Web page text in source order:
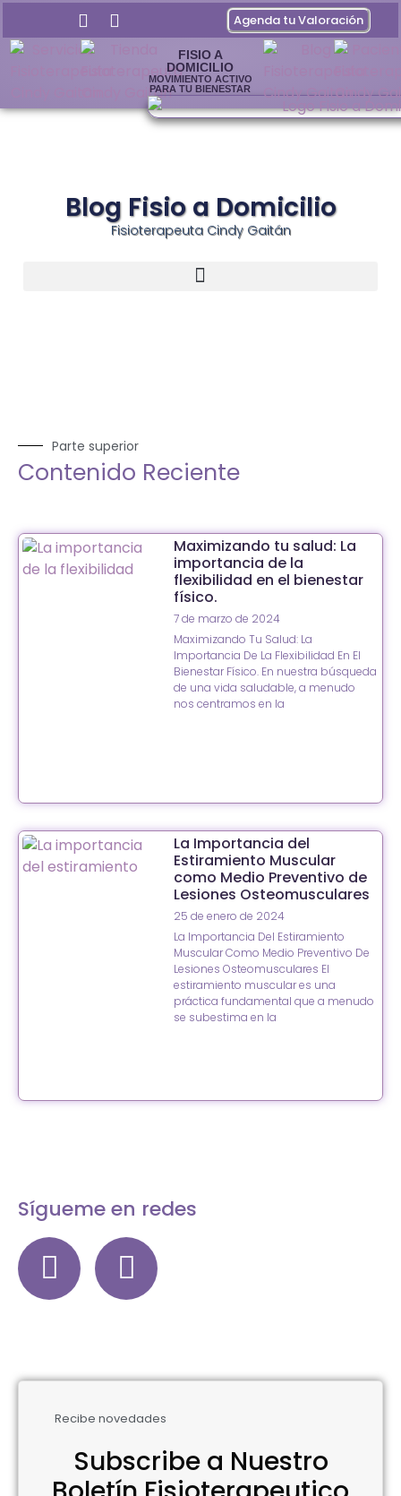
Agenda tu Valoración
FISIO A
DOMICILIO
MOVIMIENTO ACTIVO
PARA TU BIENESTAR
Blog Fisio a Domicilio
Fisioterapeuta Cindy Gaitán
Parte superior
Contenido Reciente
Maximizando tu salud: La
importancia de la
flexibilidad en el bienestar
físico.
7 de marzo de 2024
Maximizando Tu Salud: La
Importancia De La Flexibilidad En El
Bienestar Físico. En nuestra búsqueda
de una vida saludable, a menudo
nos centramos en la
La Importancia del
Estiramiento Muscular
como Medio Preventivo de
Lesiones Osteomusculares
25 de enero de 2024
La Importancia Del Estiramiento
Muscular Como Medio Preventivo De
Lesiones Osteomusculares El
estiramiento muscular es una
práctica fundamental que a menudo
se subestima en la
Sígueme en redes
Recibe novedades
Subscribe a Nuestro